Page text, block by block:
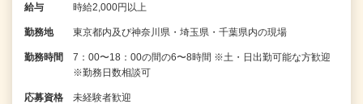
給与 時給2,000円以上
勤務地 東京都内及び神奈川県・埼玉県・千葉県内の現場
勤務時間
7：00〜18：00の間の6〜8時間 ※土・日出勤可能な方歓迎
※勤務日数相談可
応募資格 未経験者歓迎